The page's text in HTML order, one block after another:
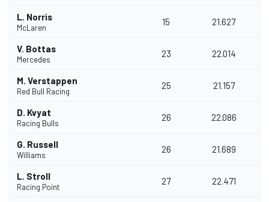
L. Norris
McLaren
15 21.627
V. Bottas
Mercedes
23 22.014
M. Verstappen
Red Bull Racing
25 21.157
D. Kvyat
Racing Bulls
26 22.086
G. Russell
Williams
26 21.689
L. Stroll
Racing Point
27 22.471